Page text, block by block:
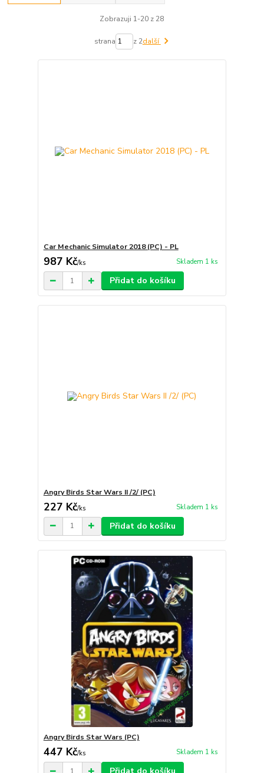
Zobrazuji 1-20 z 28
strana z 2další
Car Mechanic Simulator 2018 (PC) - PL
987 Kč/ks Skladem 1 ks
Přidat do košíku
Angry Birds Star Wars II /2/ (PC)
227 Kč/ks Skladem 1 ks
Přidat do košíku
Angry Birds Star Wars (PC)
447 Kč/ks Skladem 1 ks